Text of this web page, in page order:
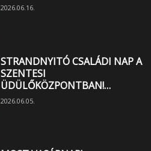
2026.06.16.
STRANDNYITÓ CSALÁDI NAP A
SZENTESI
ÜDÜLŐKÖZPONTBAN!…
2026.06.05.